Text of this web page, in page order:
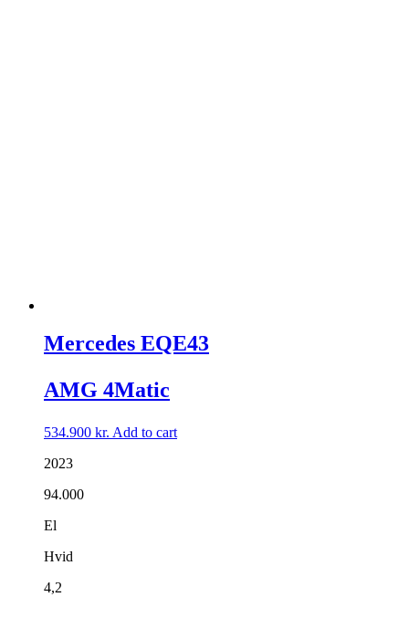
Mercedes EQE43
AMG 4Matic
534.900 kr. Add to cart
2023
94.000
El
Hvid
4,2